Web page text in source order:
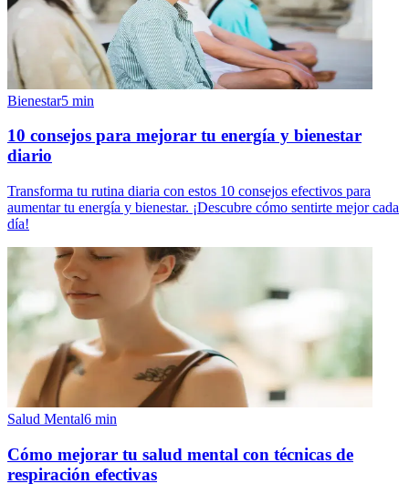
Bienestar5 min
10 consejos para mejorar tu energía y bienestar
diario
Transforma tu rutina diaria con estos 10 consejos efectivos para
aumentar tu energía y bienestar. ¡Descubre cómo sentirte mejor cada
día!
Salud Mental6 min
Cómo mejorar tu salud mental con técnicas de
respiración efectivas